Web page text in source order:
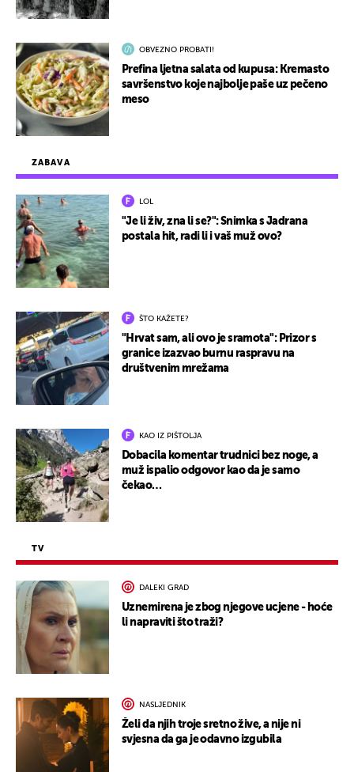
ZABAVA
LOL
"Je li živ, zna li se?": Snimka s Jadrana
postala hit, radi li i vaš muž ovo?
ŠTO KAŽETE?
"Hrvat sam, ali ovo je sramota": Prizor s
granice izazvao burnu raspravu na
društvenim mrežama
KAO IZ PIŠTOLJA
Dobacila komentar trudnici bez noge, a
muž ispalio odgovor kao da je samo
čekao…
TV
DALEKI GRAD
Uznemirena je zbog njegove ucjene - hoće
li napraviti što traži?
NASLJEDNIK
Želi da njih troje sretno žive, a nije ni
svjesna da ga je odavno izgubila
OBVEZNO PROBATI!
Prefina ljetna salata od kupusa: Kremasto
savršenstvo koje najbolje paše uz pečeno
meso